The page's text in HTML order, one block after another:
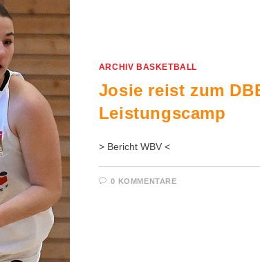
ARCHIV BASKETBALL
Josie reist zum
Leistungscamp
> Bericht WBV <
0 KOMMENTARE